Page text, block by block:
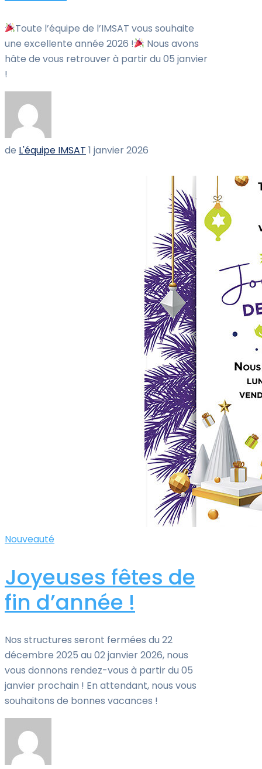
Toute l’équipe de l’IMSAT vous souhaite
une excellente année 2026 !​​
Nous avons
hâte de vous retrouver à partir du 05 janvier
!
de L'équipe IMSAT 1 janvier 2026
Nouveauté
Joyeuses fêtes de
fin d’année !
Nos structures seront fermées du 22
décembre 2025 au 02 janvier 2026, nous
vous donnons rendez-vous à partir du 05
janvier prochain ! En attendant, nous vous
souhaitons de bonnes vacances !